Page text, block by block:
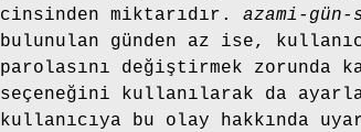
cinsinden miktarıdır. azami-gün-
bulunulan günden az ise,
parolasını değiştirmek zorunda
seçeneğini kullanılarak da
kullanıcıya bu olay hakkında